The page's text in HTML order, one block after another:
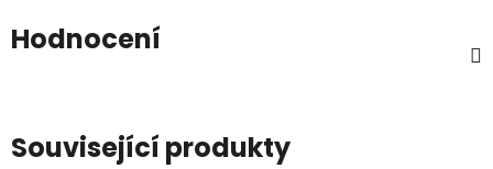
Hodnocení
Související produkty